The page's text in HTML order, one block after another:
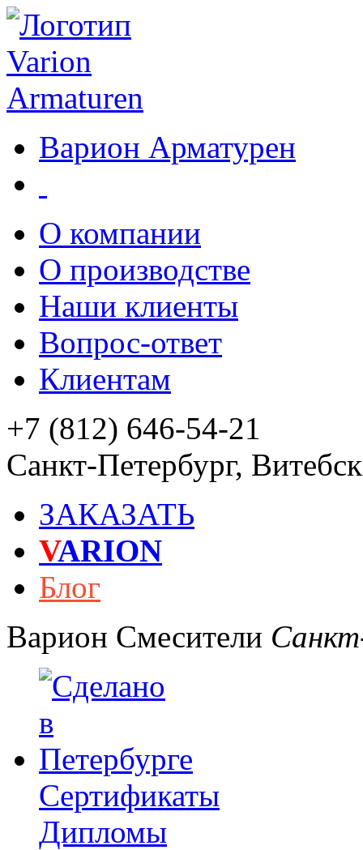
Варион Арматурен
О компании
О производстве
Наши клиенты
Вопрос-ответ
Клиентам
+7 (812) 646-54-21
Санкт-Петербург,
ЗАКАЗАТЬ
VARION
Блог
Варион Смесители
Сертификаты
Дипломы